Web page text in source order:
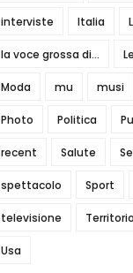
interviste Italia
la voce grossa di...
Moda mu musi
Photo Politica
recent Salute
spettacolo Sport
televisione Territorio
Usa